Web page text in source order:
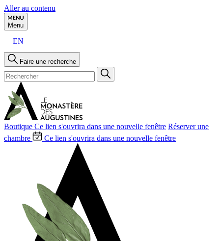
Aller au contenu
Menu
EN
Faire une recherche
Boutique Ce lien s'ouvrira dans une nouvelle fenêtre Réserver une
chambre
Ce lien s'ouvrira dans une nouvelle fenêtre